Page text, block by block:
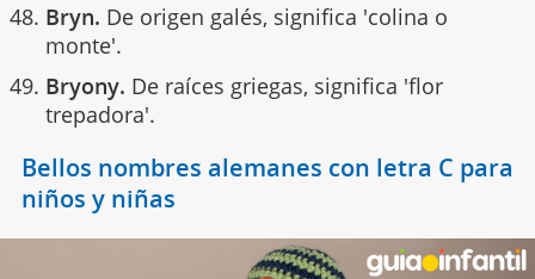
Bryn. De origen galés, significa 'colina o
monte'.
Bryony. De raíces griegas, significa 'flor
trepadora'.
Bellos nombres alemanes con letra C para
niños y niñas